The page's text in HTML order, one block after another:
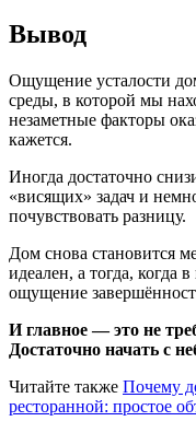
Вывод
Ощущение усталости
среды, в которой мы
незаметные факторы
кажется.
Иногда достаточно
«висящих» задач и
почувствовать разницу.
Дом снова становится
идеален, а тогда, когда
ощущение
И главное — это не
Достаточно начать с
Читайте также Почему
ресторанной: простое